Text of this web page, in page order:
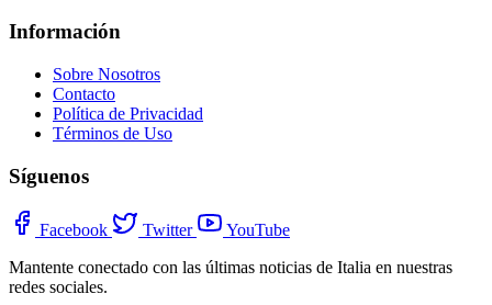
Información
Sobre Nosotros
Contacto
Política de Privacidad
Términos de Uso
Síguenos
Facebook Twitter
YouTube
Mantente conectado con las últimas noticias de Italia en nuestras
redes sociales.